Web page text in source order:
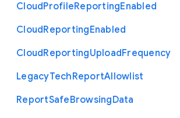
CloudProfileReportingEnabled
CloudReportingEnabled
CloudReportingUploadFrequency
LegacyTechReportAllowlist
ReportSafeBrowsingData